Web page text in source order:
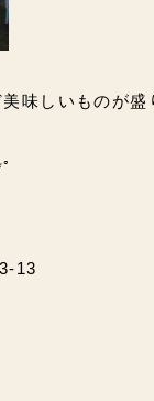
味しいものが盛
13